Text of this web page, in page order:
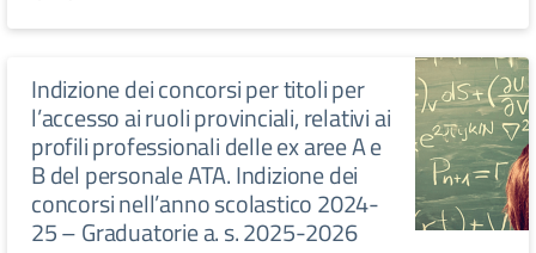
Indizione dei concorsi per titoli per
l’accesso ai ruoli provinciali, relativi ai
profili professionali delle ex aree A e
B del personale ATA. Indizione dei
concorsi nell’anno scolastico 2024-
25 – Graduatorie a. s. 2025-2026